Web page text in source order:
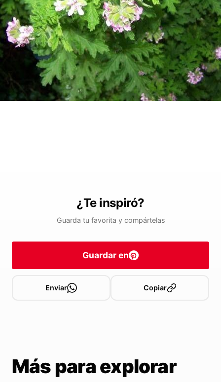
¿Te inspiró?
Guarda tu favorita y compártelas
Guardar en
Enviar Copiar
Más para explorar